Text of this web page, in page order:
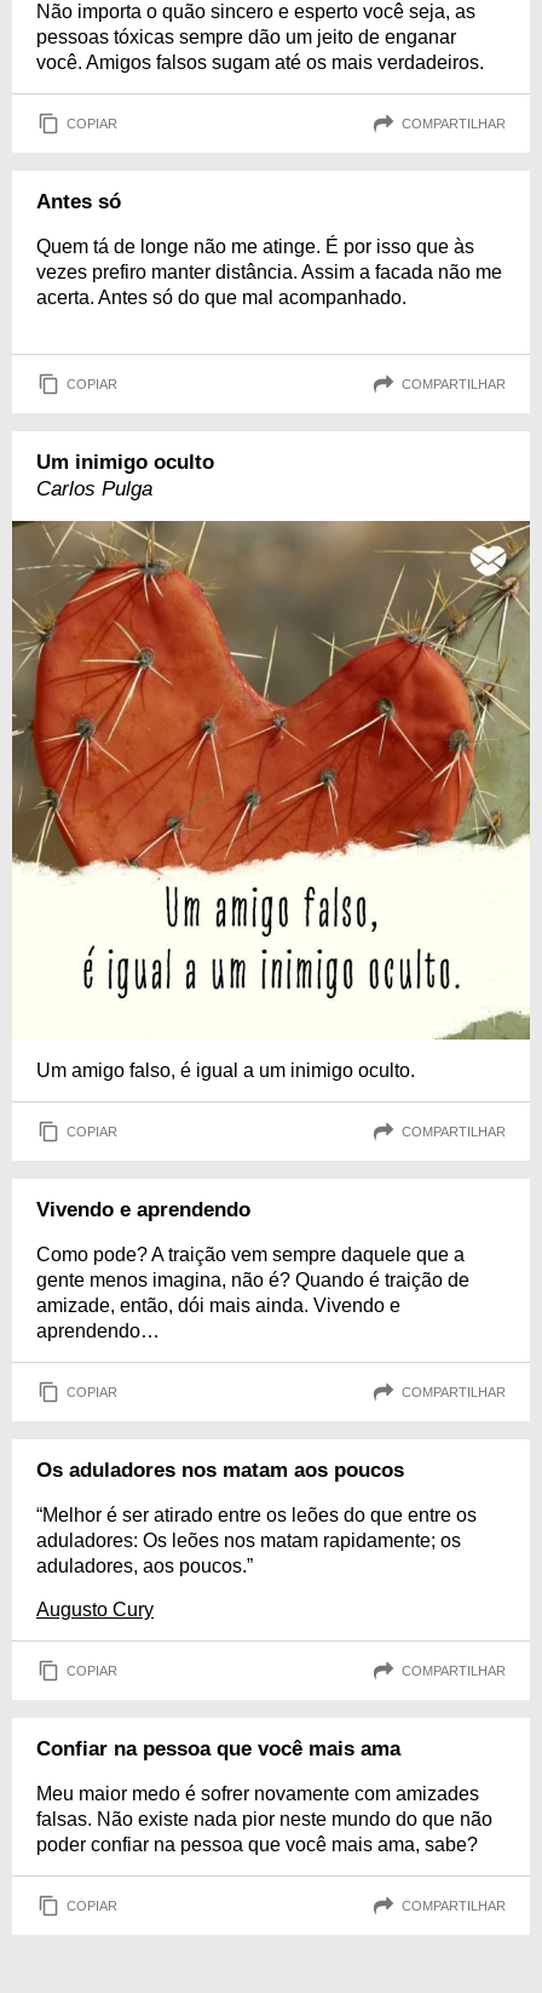
Não importa o quão sincero e esperto você seja, as
pessoas tóxicas sempre dão um jeito de enganar
você. Amigos falsos sugam até os mais verdadeiros.
COPIAR COMPARTILHAR
Antes só
Quem tá de longe não me atinge. É por isso que às
vezes prefiro manter distância. Assim a facada não me
acerta. Antes só do que mal acompanhado.
COPIAR COMPARTILHAR
Um inimigo oculto
Carlos Pulga
Um amigo falso, é igual a um inimigo oculto.
COPIAR COMPARTILHAR
Vivendo e aprendendo
Como pode? A traição vem sempre daquele que a
gente menos imagina, não é? Quando é traição de
amizade, então, dói mais ainda. Vivendo e
aprendendo…
COPIAR COMPARTILHAR
Os aduladores nos matam aos poucos
“Melhor é ser atirado entre os leões do que entre os
aduladores: Os leões nos matam rapidamente; os
aduladores, aos poucos.”
Augusto Cury
COPIAR COMPARTILHAR
Confiar na pessoa que você mais ama
Meu maior medo é sofrer novamente com amizades
falsas. Não existe nada pior neste mundo do que não
poder confiar na pessoa que você mais ama, sabe?
COPIAR COMPARTILHAR